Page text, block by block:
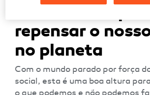
Cinco filmes
repensar o
no planeta
Com o mundo parado por força
social, esta é uma boa altura
o que podemos e não podemos